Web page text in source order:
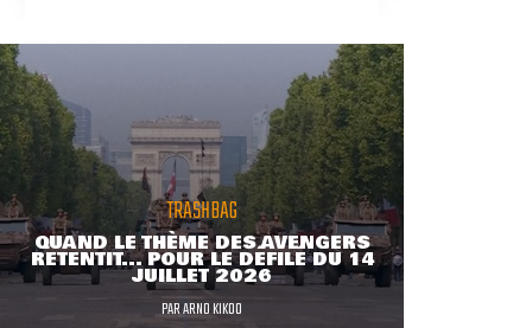
TRASHBAG
QUAND LE THÈME DES AVENGERS
RETENTIT... POUR LE DÉFILÉ DU 14
JUILLET 2026
PARARNO KIKOO